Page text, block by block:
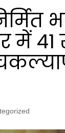
में 41